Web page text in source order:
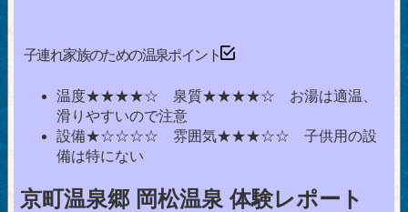
子連れ家族のための温泉ポイント
温度★★★★☆ 泉質★★★★☆ お湯は適温、
滑りやすいので注意
設備★☆☆☆☆ 雰囲気★★★☆☆ 子供用の設
備は特にない
京町温泉郷 岡松温泉 体験レポート